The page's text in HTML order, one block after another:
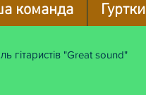
команда Гуртки
гітаристів "Great sound"